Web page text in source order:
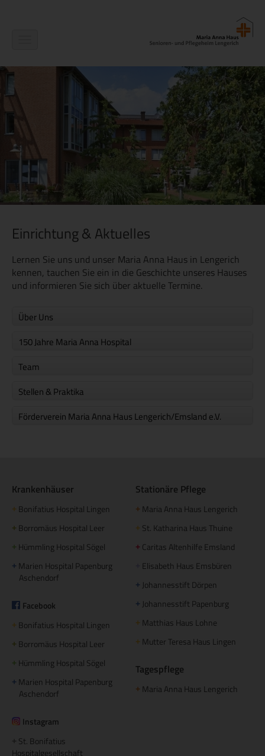
Einrichtung & Aktuelles
Lernen Sie uns und unser Maria Anna Haus in Lengerich
kennen, tauchen Sie ein in die Geschichte unseres Hauses
und informieren Sie sich über aktuelle Termine.
Über Uns
150 Jahre Maria Anna Hospital
Team
Stellen & Praktika
Förderverein Maria Anna Haus Lengerich/Emsland e.V.
Krankenhäuser
+ Bonifatius Hospital Lingen
+ Borromäus Hospital Leer
+ Hümmling Hospital Sögel
+ Marien Hospital Papenburg
Aschendorf
Facebook
+ Bonifatius Hospital Lingen
+ Borromäus Hospital Leer
+ Hümmling Hospital Sögel
+ Marien Hospital Papenburg
Aschendorf
Instagram
St. Bonifatius
Hospitalgesellschaft
Stationäre Pflege
+ Maria Anna Haus Lengerich
+ St. Katharina Haus Thuine
+ Caritas Altenhilfe Emsland
Elisabeth Haus Emsbüren
+ Johannesstift Dörpen
+ Johannesstift Papenburg
+ Matthias Haus Lohne
+ Mutter Teresa Haus Lingen
Tagespflege
+ Maria Anna Haus Lengerich